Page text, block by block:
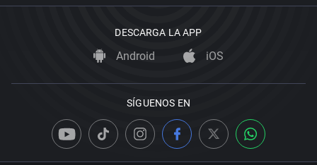
DESCARGA LA APP
Android iOS
SÍGUENOS EN